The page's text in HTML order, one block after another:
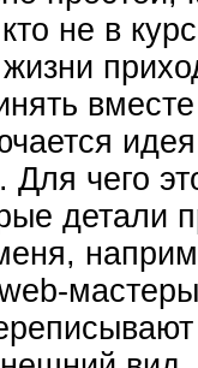
не в
Для чего
детали